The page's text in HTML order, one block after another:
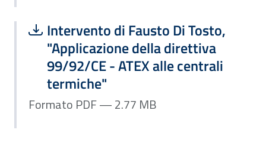
Scarica file:
Intervento di Fausto Di Tosto,
"Applicazione della direttiva
99/92/CE - ATEX alle centrali
termiche"
Formato PDF — Dimensione 2.77 MB
Formato PDF — 2.77 MB